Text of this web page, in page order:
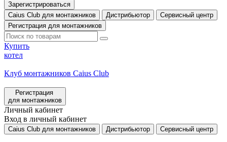
Зарегистрироваться
Caius Club для монтажников
Дистрибьютор
Сервисный центр
Регистрация для монтажников
Купить
котел
Клуб монтажников Caius Club
Регистрация
для монтажников
Личный кабинет
Вход в личный кабинет
Caius Club для монтажников Дистрибьютор Сервисный центр